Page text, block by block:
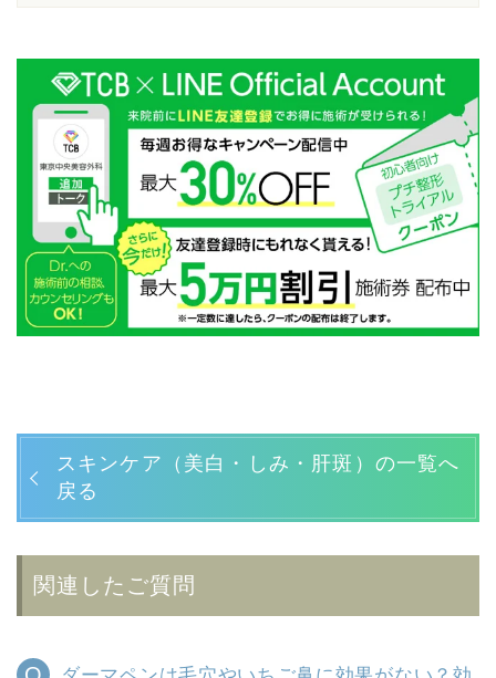
スキンケア（美白・しみ・肝斑）の一覧へ
戻る
関連したご質問